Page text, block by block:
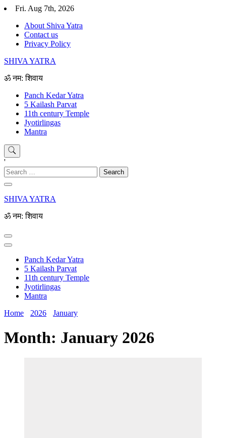
Skip
content
Fri. Aug 7th, 2026
About Shiva Yatra
Contact us
Privacy Policy
SHIVA YATRA
ॐ नम: शिवाय
Panch Kedar Yatra
5 Kailash Parvat
11th century Temple
Jyotirlingas
Mantra
'
Search
for:
SHIVA YATRA
ॐ नम: शिवाय
Panch Kedar Yatra
5 Kailash Parvat
11th century Temple
Jyotirlingas
Mantra
Home
2026 January
Month: January 2026